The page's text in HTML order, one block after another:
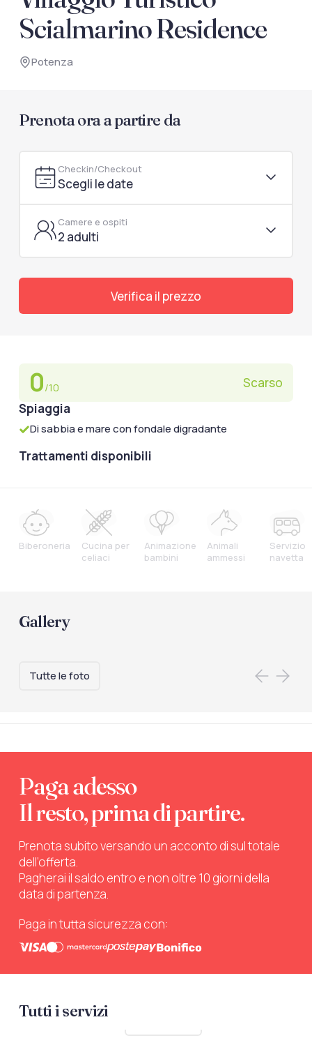
documenti di viaggio.
Accedi / Registrati
Scialmarino Residence
Potenza
Prenota ora a partire da
Checkin/Checkout
Scegli le date
Camere e ospiti
2 adulti
Verifica il prezzo
0/10
Scarso
Spiaggia
Di sabbia e mare con fondale digradante
Trattamenti disponibili
Biberoneria
Cucina per
celiaci
Animazione
bambini
Animali
ammessi
Servizio
navetta
Gallery
Tutte le foto
Paga adesso
Il resto, prima di partire.
Prenota subito versando un acconto di sul totale
dell’offerta.
Pagherai il saldo entro e non oltre 10 giorni della
data di partenza.
Paga in tutta sicurezza con:
Tutti i servizi